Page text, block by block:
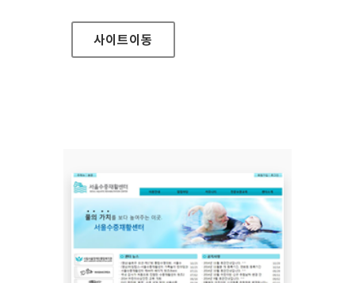
사이트이동